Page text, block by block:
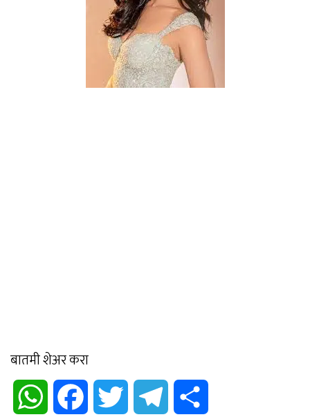
बातमी शेअर करा
WhatsApp Facebook Twitter Telegram